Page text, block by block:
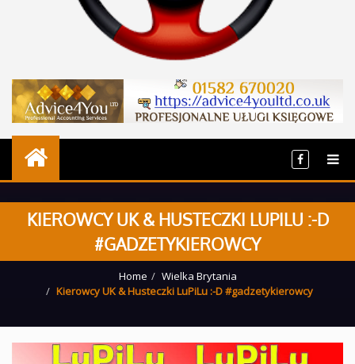
KIEROWCY UK & HUSTECZKI LUPILU :-D
#GADZETYKIEROWCY
Home
Wielka Brytania
Kierowcy UK & Husteczki LuPiLu :-D #gadzetykierowcy